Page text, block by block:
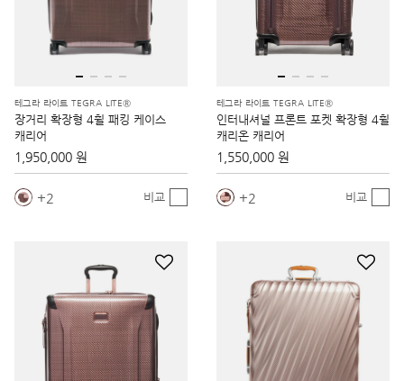
테그라 라이트 TEGRA LITE®
장거리 확장형 4휠 패킹 케이스
캐리어
1,950,000 원
2 비교
테그라 라이트 TEGRA LITE®
인터내셔널 프론트 포켓 확장형 4휠
캐리온 캐리어
1,550,000 원
2 비교